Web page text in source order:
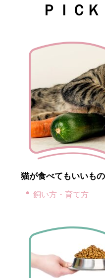
ＰＩＣ
猫が食べてもいいも
飼い方・育て方